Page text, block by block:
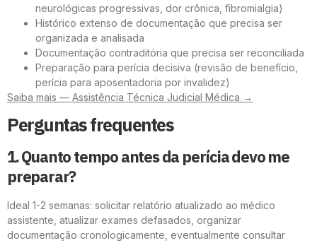
neurológicas progressivas, dor crônica, fibromialgia)
Histórico extenso de documentação que precisa ser
organizada e analisada
Documentação contraditória que precisa ser reconciliada
Preparação para perícia decisiva (revisão de benefício,
perícia para aposentadoria por invalidez)
Saiba mais — Assistência Técnica Judicial Médica →
Perguntas frequentes
1. Quanto tempo antes da perícia devo me
preparar?
Ideal 1-2 semanas: solicitar relatório atualizado ao médico
assistente, atualizar exames defasados, organizar
documentação cronologicamente, eventualmente consultar